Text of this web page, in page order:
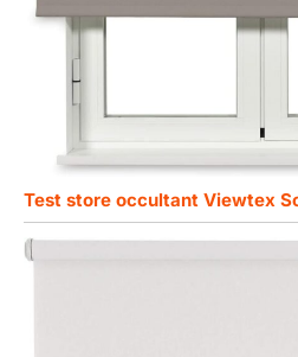
Test store occultant Viewtex